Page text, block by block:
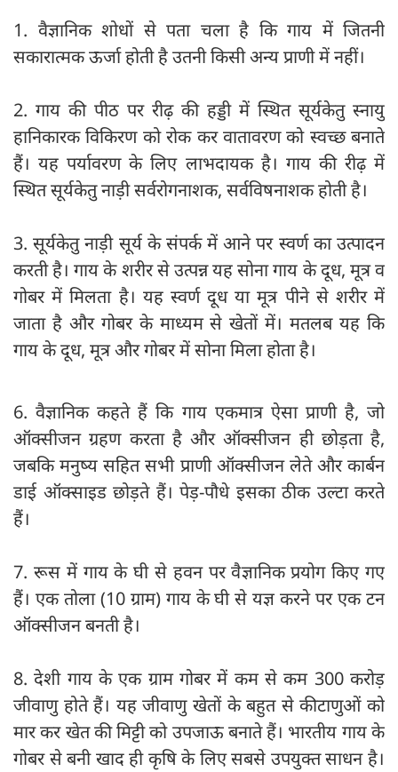
1. वैज्ञानिक शोधों से पता चला है कि गाय में जितनी
सकारात्मक ऊर्जा होती है उतनी किसी अन्य प्राणी में नहीं।
2. गाय की पीठ पर रीढ़ की हड्डी में स्थित सूर्यकेतु स्नायु
हानिकारक विकिरण को रोक कर वातावरण को स्वच्छ बनाते
हैं। यह पर्यावरण के लिए लाभदायक है। गाय की रीढ़ में
स्थित सूर्यकेतु नाड़ी सर्वरोगनाशक, सर्वविषनाशक होती है।
3. सूर्यकेतु नाड़ी सूर्य के संपर्क में आने पर स्वर्ण का उत्पादन
करती है। गाय के शरीर से उत्पन्न यह सोना गाय के दूध, मूत्र व
गोबर में मिलता है। यह स्वर्ण दूध या मूत्र पीने से शरीर में
जाता है और गोबर के माध्यम से खेतों में। मतलब यह कि
गाय के दूध, मूत्र और गोबर में सोना मिला होता है।
6. वैज्ञानिक कहते हैं कि गाय एकमात्र ऐसा प्राणी है, जो
ऑक्सीजन ग्रहण करता है और ऑक्सीजन ही छोड़ता है,
जबकि मनुष्य सहित सभी प्राणी ऑक्सीजन लेते और कार्बन
डाई ऑक्साइड छोड़ते हैं। पेड़-पौधे इसका ठीक उल्टा करते
हैं।
7. रूस में गाय के घी से हवन पर वैज्ञानिक प्रयोग किए गए
हैं। एक तोला (10 ग्राम) गाय के घी से यज्ञ करने पर एक टन
ऑक्सीजन बनती है।
8. देशी गाय के एक ग्राम गोबर में कम से कम 300 करोड़
जीवाणु होते हैं। यह जीवाणु खेतों के बहुत से कीटाणुओं को
मार कर खेत की मिट्टी को उपजाऊ बनाते हैं। भारतीय गाय के
गोबर से बनी खाद ही कृषि के लिए सबसे उपयुक्त साधन है।